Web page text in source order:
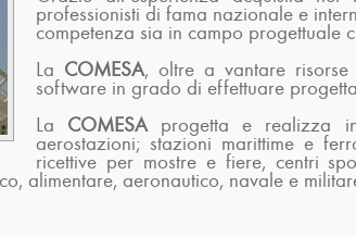
professionisti di fama nazionale e
competenza sia in campo progettuale
La COMESA, oltre a vantare risorse
software in grado di effettuare
La COMESAprogetta e realizza
aerostazioni; stazioni marittime e
ricettive per mostre e fiere, centri
alimentare, aeronautico, navale e